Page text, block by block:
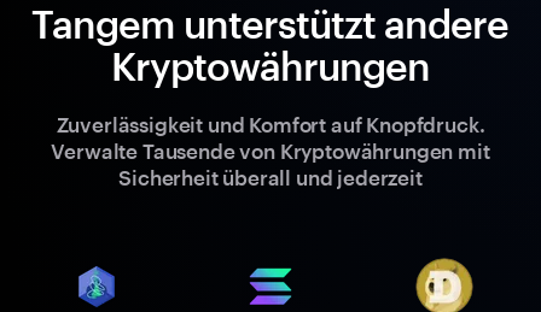
Tangem unterstützt andere
Kryptowährungen
Zuverlässigkeit und Komfort auf Knopfdruck.
Verwalte Tausende von Kryptowährungen mit
Sicherheit überall und jederzeit